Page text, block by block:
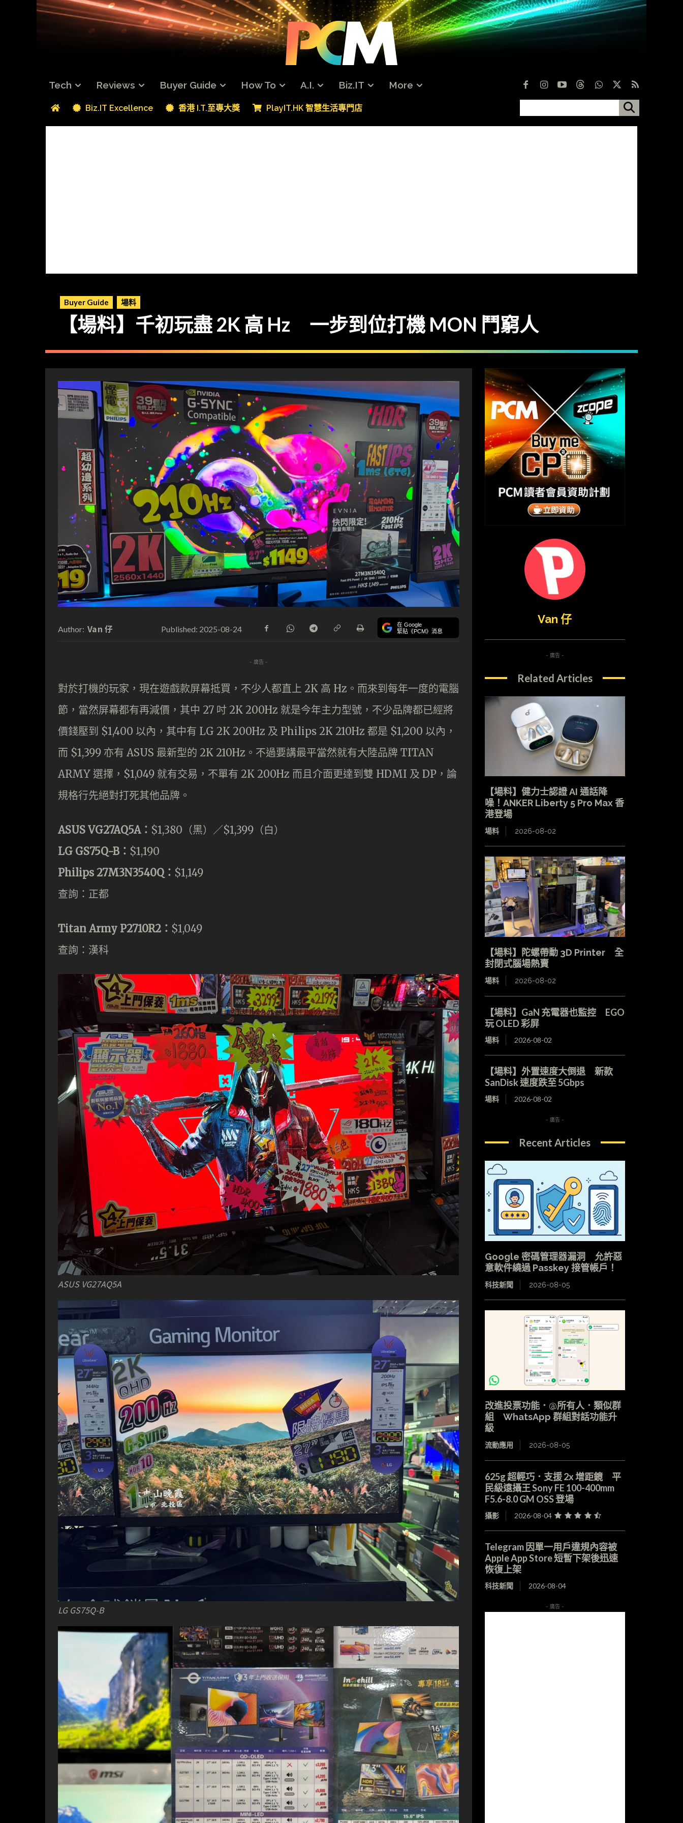
Tech Reviews Buyer Guide How To A.I. Biz.IT More
Biz.IT Excellence 香港 I.T.至專大獎 PlayIT.HK 智慧生活專門店
Buyer Guide 場料
【場料】千初玩盡 2K 高 Hz 一步到位打機 MON 鬥窮人
Author: Van 仔 Published: 2025-08-24 在 Google
緊貼《PCM》消息
- 廣告 -
對於打機的玩家，現在遊戲款屏幕抵買，不少人都直上 2K 高 Hz。而來到每年一度的電腦
節，當然屏幕都有再減價，其中 27 吋 2K 200Hz 就是今年主力型號，不少品牌都已經將
價錢壓到 $1,400 以內，其中有 LG 2K 200Hz 及 Philips 2K 210Hz 都是 $1,200 以內，
而 $1,399 亦有 ASUS 最新型的 2K 210Hz。不過要講最平當然就有大陸品牌 TITAN
ARMY 選擇，$1,049 就有交易，不單有 2K 200Hz 而且介面更達到雙 HDMI 及 DP，論
規格行先絕對打死其他品牌。
ASUS VG27AQ5A： $1,380（黑）／$1,399（白）
LG GS75Q-B： $1,190
Philips 27M3N3540Q： $1,149
查詢：正都
Titan Army P2710R2： $1,049
查詢：漢科
ASUS VG27AQ5A
LG GS75Q-B
Van 仔
- 廣告 -
Related Articles
【場料】健力士認證 AI 通話降
噪！ANKER Liberty 5 Pro Max 香
港登場
場料 2026-08-02
【場料】陀螺帶動 3D Printer 全
封閉式腦場熱賣
場料 2026-08-02
【場料】GaN 充電器也監控 EGO
玩 OLED 彩屏
場料 2026-08-02
【場料】外置速度大倒退 新款
SanDisk 速度跌至 5Gbps
場料 2026-08-02
- 廣告 -
Recent Articles
Google 密碼管理器漏洞 允許惡
意軟件繞過 Passkey 接管帳戶！
科技新聞 2026-08-05
改進投票功能．@所有人．類似群
組 WhatsApp 群組對話功能升
級
流動應用 2026-08-05
625g 超輕巧．支援 2x 增距鏡 平
民級遠攝王 Sony FE 100-400mm
F5.6-8.0 GM OSS 登場
攝影 2026-08-04
Telegram 因單一用戶違規內容被
Apple App Store 短暫下架後迅速
恢復上架
科技新聞 2026-08-04
- 廣告 -